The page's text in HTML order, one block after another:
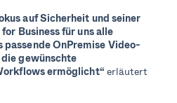
auf Sicherheit und seiner
Business für uns alle
passende OnPremise Video-
gewünschte
ermöglicht“erläutert